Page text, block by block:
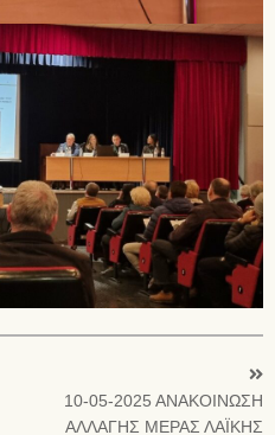
10-05-2025 ΑΝΑΚΟΙΝΩΣΗ
ΑΛΛΑΓΗΣ ΜΕΡΑΣ ΛΑΪΚΗΣ